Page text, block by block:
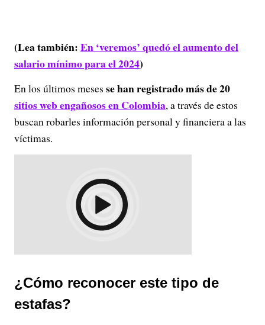
(Lea también:En ‘veremos’ quedó el aumento del
salario mínimo para el 2024)
En los últimos meses se han registrado más de 20
sitios web engañosos en Colombia, a través de estos
buscan robarles información personal y financiera a las
víctimas.
¿Cómo reconocer este tipo de
estafas?